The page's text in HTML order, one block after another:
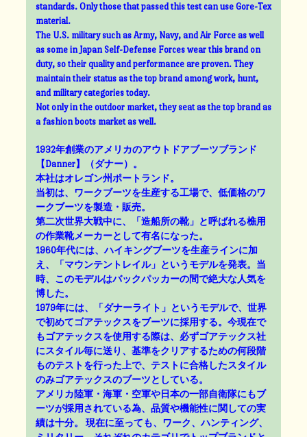
standards. Only those that passed this test can use Gore-Tex
material.
The U.S. military such as Army, Navy, and Air Force as well
as some in Japan Self-Defense Forces wear this brand on
duty, so their quality and performance are proven. They
maintain their status as the top brand among work, hunt,
and military categories today.
Not only in the outdoor market, they seat as the top brand as
a fashion boots market as well.
1932年創業のアメリカのアウトドアブーツブランド
【Danner】（ダナー）。
本社はオレゴン州ポートランド。
当初は、ワークブーツを生産する工場で、低価格のワ
ークブーツを製造・販売。
第二次世界大戦中に、「造船所の靴」と呼ばれる樵用
の作業靴メーカーとして有名になった。
1960年代には、ハイキングブーツを生産ラインに加
え、「マウンテントレイル」というモデルを発表。当
時、このモデルはバックパッカーの間で絶大な人気を
博した。
1979年には、「ダナーライト」というモデルで、世界
で初めてゴアテックスをブーツに採用する。今現在で
もゴアテックスを使用する際は、必ずゴアテックス社
にスタイル毎に送り、基準をクリアするための何段階
ものテストを行った上で、テストに合格したスタイル
のみゴアテックスのブーツとしている。
アメリカ陸軍・海軍・空軍や日本の一部自衛隊にもブ
ーツが採用されている為、品質や機能性に関しての実
績は十分。 現在に至っても、ワーク、ハンティング、